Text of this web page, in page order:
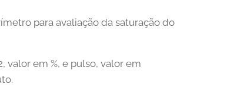
para avaliação da saturação do
valor em %, e pulso, valor em